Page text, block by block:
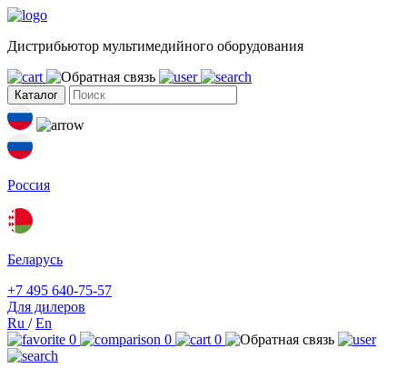
Дистрибьютор мультимедийного оборудования
Каталог
Россия
Беларусь
+7 495 640-75-57
Для дилеров
Ru /En
0
0 0